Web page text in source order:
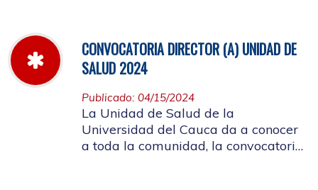
CONVOCATORIA DIRECTOR (A) UNIDAD DE
SALUD 2024
Publicado: 04/15/2024
La Unidad de Salud de la
Universidad del Cauca da a conocer
a toda la comunidad, la convocatoria